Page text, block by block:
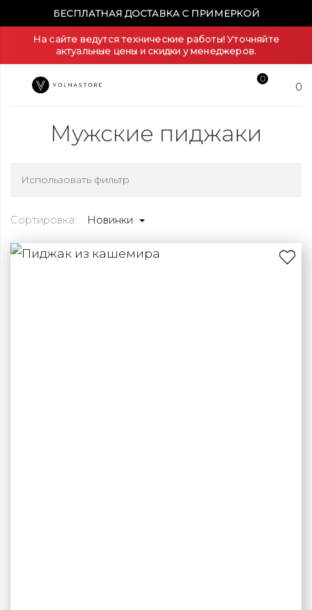
БЕСПЛАТНАЯ ДОСТАВКА С ПРИМЕРКОЙ
На сайте ведутся технические работы! Уточняйте
актуальные цены и скидки у менеджеров.
0
0
Мужские пиджаки
Использовать фильтр
Сортировка: Новинки